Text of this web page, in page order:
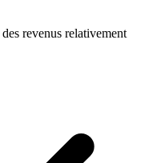
revenus relativement